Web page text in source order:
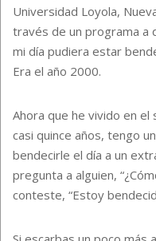
Universidad Loyola,
través de un programa a
mi día pudiera estar
Era el año 2000.
Ahora que he vivido en el
casi quince años, tengo
bendecirle el día a un
pregunta a alguien,
conteste, “Estoy